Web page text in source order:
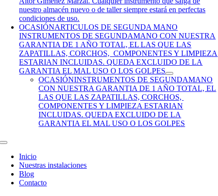
nuestro almacén nuevo o de taller siempre estará en perfectas
condiciones de uso.
OCASIÓNARTICULOS DE SEGUNDA MANO
INSTRUMENTOS DE SEGUNDAMANO CON NUESTRA
GARANTIA DE 1 AÑO TOTAL, EL LAS QUE LAS
ZAPATILLAS, CORCHOS, COMPONENTES Y LIMPIEZA
ESTARIAN INCLUIDAS. QUEDA EXCLUIDO DE LA
GARANTIA EL MAL USO O LOS GOLPES
OCASIÓNINSTRUMENTOS DE SEGUNDAMANO
CON NUESTRA GARANTIA DE 1 AÑO TOTAL, EL
LAS QUE LAS ZAPATILLAS, CORCHOS,
COMPONENTES Y LIMPIEZA ESTARIAN
INCLUIDAS. QUEDA EXCLUIDO DE LA
GARANTIA EL MAL USO O LOS GOLPES
Toggle
Navigation
Inicio
Nuestras instalaciones
Blog
Contacto